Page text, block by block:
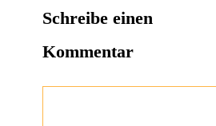
Schreibe einen
Kommentar